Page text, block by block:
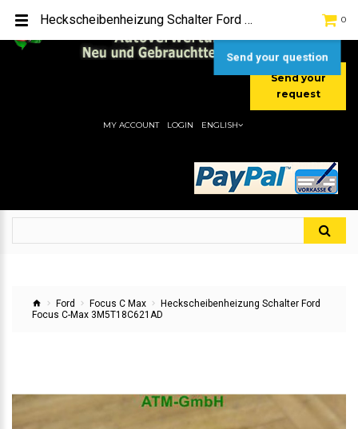
[+49] (0) 2232-5205
[+49] (0) 177 / 4080033
Send your
request
0
MY ACCOUNT LOGIN ENGLISH
Ford Focus C Max
Heckscheibenheizung Schalter Ford
Focus C-Max 3M5T18C621AD
Heckscheibenheizung Schalter Ford Focus C-Max 3M5T18C621AD
Send your question